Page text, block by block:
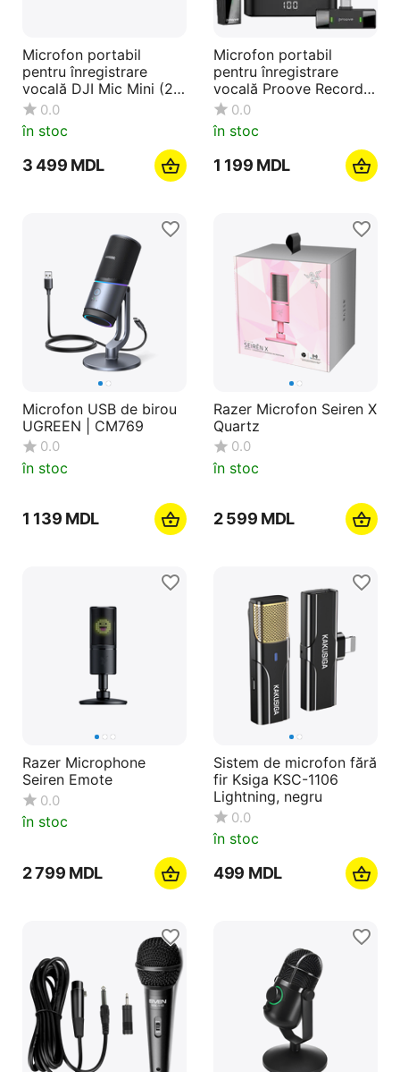
Microfon portabil
pentru înregistrare
vocală DJI Mic Mini (2
TX + 1 RX + Charging
Case), Fără fir, Negru
0.0
în stoc
3 499 MDL
Microfon portabil
pentru înregistrare
vocală Proove Record
Type-C, Fără fir, Negru
0.0
în stoc
1 199 MDL
Microfon USB de birou
UGREEN | CM769
0.0
în stoc
1 139 MDL
Razer Microfon Seiren X
Quartz
0.0
în stoc
2 599 MDL
Razer Microphone
Seiren Emote
0.0
în stoc
2 799 MDL
Sistem de microfon fără
fir Ksiga KSC-1106
Lightning, negru
0.0
în stoc
‍499‍ MDL